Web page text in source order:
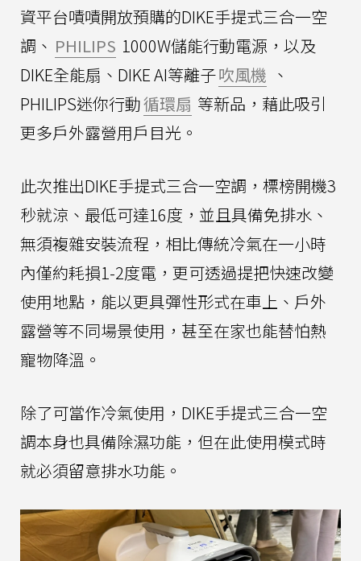
資平台嘖嘖開放預購的DIKE手提式三合一空
調、 PHILIPS 1000W儲能行動電源，以及
DIKE全能扇、DIKE AI等離子吹風機 、
PHILIPS迷你行動循環扇 等新品，藉此吸引
更多戶外露營用戶目光。
此次推出DIKE手提式三合一空調，標榜開機3
秒就涼、最低可達16度，並且具備免排水、
無須複雜安裝流程，相比傳統冷氣在一小時
內僅約耗損1-2度電，更可透過提把快速改變
使用地點，能以更具彈性形式在車上、戶外
露營等不同場景使用，甚至在家也能替怕熱
寵物降溫。
除了可當作冷氣使用，DIKE手提式三合一空
調本身也具備除濕功能，但在此使用模式時
就必須留意排水功能。